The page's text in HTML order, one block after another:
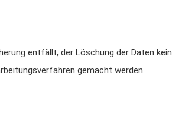
entfällt, der Löschung der Daten
gemacht werden.